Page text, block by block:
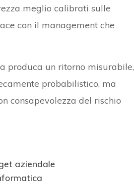
meglio calibrati sulle
con il management che
produca un ritorno misurabile,
probabilistico, ma
consapevolezza del rischio
aziendale